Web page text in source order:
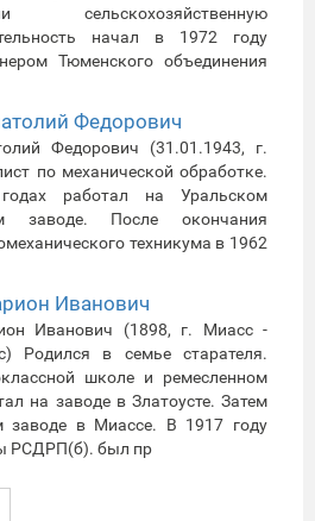
сельскохозяйственную
начал в 1972 году
Тюменского объединения
Федорович
Федорович (31.01.1943, г.
по механической обработке.
работал на Уральском
заводе. После окончания
техникума в 1962
Иванович
Иванович (1898, г. Миасс -
Родился в семье старателя.
школе и ремесленном
на заводе в Златоусте. Затем
заводе в Миассе. В 1917 году
РСДРП(б). был пр